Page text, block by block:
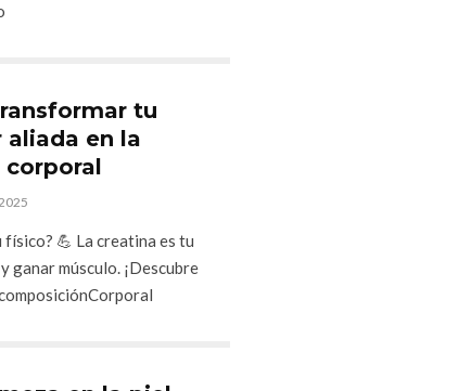
tu
en la
💪 La creatina es tu
ganar músculo. ¡Descubre